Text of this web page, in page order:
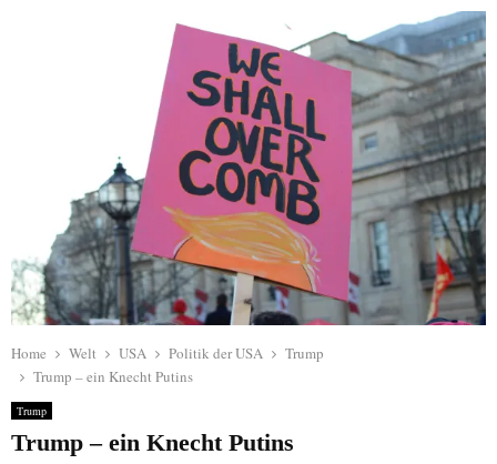
Home Welt USA Politik der USA
Trump
Trump – ein Knecht Putins
Trump
Trump – ein Knecht Putins